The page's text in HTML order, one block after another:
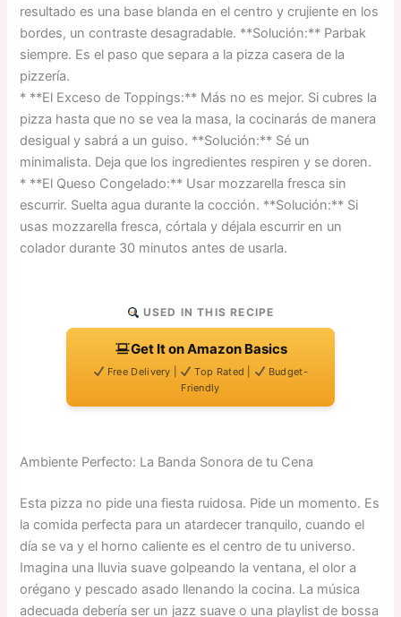
resultado es una base blanda en el centro y crujiente en los
bordes, un contraste desagradable. **Solución:** Parbak
siempre. Es el paso que separa a la pizza casera de la
pizzería.
* **El Exceso de Toppings:** Más no es mejor. Si cubres la
pizza hasta que no se vea la masa, la cocinarás de manera
desigual y sabrá a un guiso. **Solución:** Sé un
minimalista. Deja que los ingredientes respiren y se doren.
* **El Queso Congelado:** Usar mozzarella fresca sin
escurrir. Suelta agua durante la cocción. **Solución:** Si
usas mozzarella fresca, córtala y déjala escurrir en un
colador durante 30 minutos antes de usarla.
USED IN THIS RECIPE
Get It on Amazon Basics
Free Delivery | Top Rated |
Budget-
Friendly
Ambiente Perfecto: La Banda Sonora de tu Cena
Esta pizza no pide una fiesta ruidosa. Pide un momento. Es
la comida perfecta para un atardecer tranquilo, cuando el
día se va y el horno caliente es el centro de tu universo.
Imagina una lluvia suave golpeando la ventana, el olor a
orégano y pescado asado llenando la cocina. La música
adecuada debería ser un jazz suave o una playlist de bossa